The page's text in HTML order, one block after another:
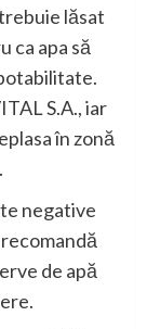
lăsat
ca apa să
S.A., iar
în zonă
negative
de apă